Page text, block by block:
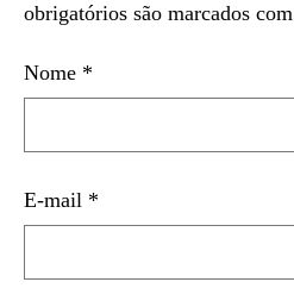
obrigatórios são marcados com
Nome *
E-mail *